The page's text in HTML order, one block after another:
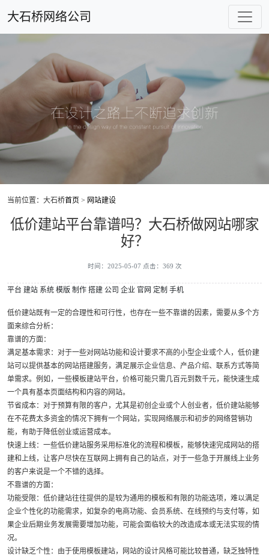
大石桥网络公司
当前位置：大石桥首页 > 网站建设
低价建站平台靠谱吗？大石桥做网站哪家
好？
时间：2025-05-07 点击：369 次
平台 建站 系统 模版 制作 搭建 公司 企业 官网 定制 手机
低价建站既有一定的合理性和可行性，也存在一些不靠谱的因素，需要从多个方
面来综合分析：
靠谱的方面：
满足基本需求：对于一些对网站功能和设计要求不高的小型企业或个人，低价建
站可以提供基本的网站搭建服务，满足展示企业信息、产品介绍、联系方式等简
单需求。例如，一些模板建站平台，价格可能只需几百元到数千元，能快速生成
一个具有基本页面结构和内容的网站。
节省成本：对于预算有限的客户，尤其是初创企业或个人创业者，低价建站能够
在不花费太多资金的情况下拥有一个网站，实现网络展示和初步的网络营销功
能，有助于降低创业或运营成本。
快速上线：一些低价建站服务采用标准化的流程和模板，能够快速完成网站的搭
建和上线，让客户尽快在互联网上拥有自己的站点，对于一些急于开展线上业务
的客户来说是一个不错的选择。
不靠谱的方面：
功能受限：低价建站往往提供的是较为通用的模板和有限的功能选项，难以满足
企业个性化的功能需求，如复杂的电商功能、会员系统、在线预约与支付等，如
果企业后期业务发展需要增加功能，可能会面临较大的改造成本或无法实现的情
况。
设计缺乏个性：由于使用模板建站，网站的设计风格可能比较普通，缺乏独特性